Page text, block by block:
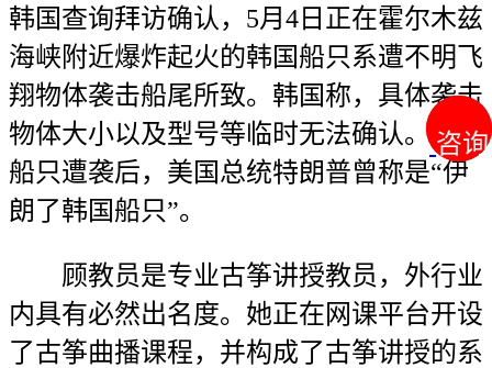
咨询
咨询
韩国查询拜访确认，5月4日正在霍尔木兹
海峡附近爆炸起火的韩国船只系遭不明飞
翔物体袭击船尾所致。韩国称，具体袭击
物体大小以及型号等临时无法确认。韩国
船只遭袭后，美国总统特朗普曾称是“伊
朗了韩国船只”。
顾教员是专业古筝讲授教员，外行业
内具有必然出名度。她正在网课平台开设
了古筝曲播课程，并构成了古筝讲授的系